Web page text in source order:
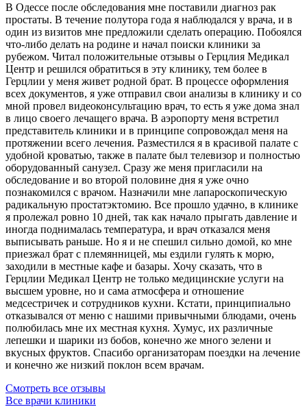
В Одессе после обследования мне поставили диагноз рак
простаты. В течение полутора года я наблюдался у врача, и в
один из визитов мне предложили сделать операцию. Побоялся
что-либо делать на родине и начал поиски клиники за
рубежом. Читал положительные отзывы о Герцлия Медикал
Центр и решился обратиться в эту клинику, тем более в
Герцлии у меня живет родной брат. В процессе оформления
всех документов, я уже отправил свои анализы в клинику и со
мной провел видеоконсультацию врач, то есть я уже дома знал
в лицо своего лечащего врача. В аэропорту меня встретил
представитель клиники и в принципе сопровождал меня на
протяжении всего лечения. Разместился я в красивой палате с
удобной кроватью, также в палате был телевизор и полностью
оборудованный санузел. Сразу же меня пригласили на
обследование и во второй половине дня я уже очно
познакомился с врачом. Назначили мне лапароскопическую
радикальную простатэктомию. Все прошло удачно, в клинике
я пролежал ровно 10 дней, так как начало прыгать давление и
иногда поднималась температура, и врач отказался меня
выписывать раньше. Но я и не спешил сильно домой, ко мне
приезжал брат с племянницей, мы ездили гулять к морю,
заходили в местные кафе и базары. Хочу сказать, что в
Герцлии Медикал Центр не только медицинские услуги на
высшем уровне, но и сама атмосфера и отношение
медсестричек и сотрудников кухни. Кстати, принципиально
отказывался от меню с нашими привычными блюдами, очень
полюбилась мне их местная кухня. Хумус, их различные
лепешки и шарики из бобов, конечно же много зелени и
вкусных фруктов. Спасибо организаторам поездки на лечение
и конечно же низкий поклон всем врачам.
Смотреть все отзывы
Все врачи клиники